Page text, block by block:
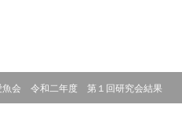
魚会 令和二年度 第１回研究会結果